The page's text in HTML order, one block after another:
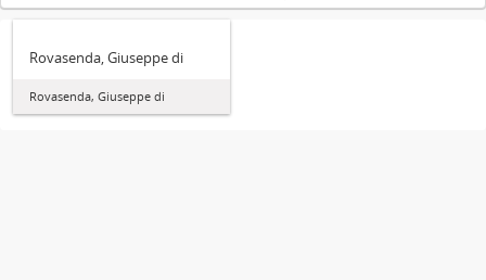
Rovasenda, Giuseppe di
Rovasenda, Giuseppe di